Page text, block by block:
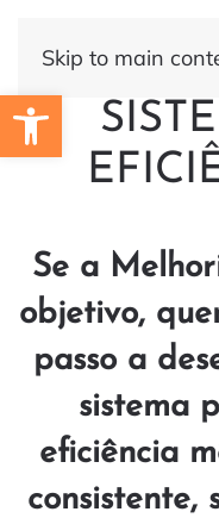
Skip to main
Se a
objetivo,
passo a
sistema
eficiência
consistente,
Open toolbar